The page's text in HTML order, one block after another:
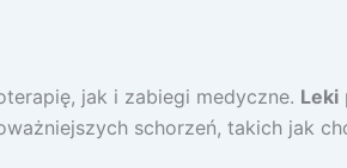
jak i zabiegi medyczne. Leki
schorzeń, takich jak